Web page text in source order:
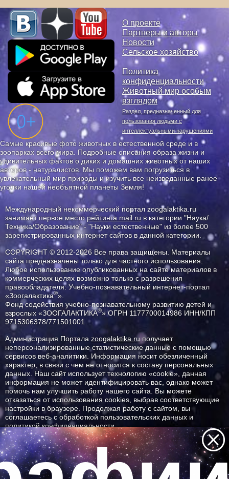
О проекте
Партнеры и авторы
Новости
Сельское хозяйство
Политика
конфиденциальности
Животный мир особым
взглядом
Раздел, предназначенный для
пользования людьми с
интеллектуальными нарушениями
Самые красивые фото животных в естественной среде и в
зоопарках всего мира. Подробные описания образа жизни и
удивительных фактов о диких и домашних животных от наших
авторов - натуралистов. Мы поможем вам погрузиться в
увлекательный мир природы и изучить все неизведанные ранее
уголки нашей необъятной планеты Земля!
Международный некоммерческий портал zoogalaktika.ru
занимает первое месторейтинга mail.ru в категории "Наука/
Техника/Образование" - "Науки естественные" из более 500
зарегистрированных интернет сайтов в данной категории.
COPYRIGHT © 2012-2026 Все права защищены. Материалы
сайта предназначены только для частного использования.
Любое использование опубликованных на сайте материалов в
коммерческих целях возможно только с разрешения
правообладателя: Учебно-познавательный интернет-портал
«Зоогалактика®».
Фонд содействия учебно-познавательному развитию детей и
взрослых «ЗООГАЛАКТИКА®» ОГРН 1177700014986 ИНН/КПП
9715306378/771501001
Администрация Портала zoogalaktika.ruполучает
неперсонализированные статистические данные с помощью
сервисов веб-аналитики. Информация носит обезличенный
характер, в связи с чем не относится к составу персональных
данных. Наш сайт использует технологию «cookie», данная
информация не может идентифицировать вас, однако может
помочь нам улучшить работу нашего сайта. Вы можете
отказаться от использования cookies, выбрав соответствующие
настройки в браузере. Продолжая работу с сайтом, вы
соглашаетесь с обработкой пользовательских данных и
политикой конфиденциальности.
ID ресурса: 13039